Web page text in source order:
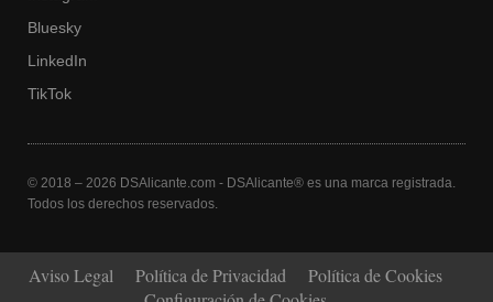
Bluesky
LinkedIn
TikTok
© 2018 – 2026 DSAlicante.com - DSAlicante® es una marca registrada.
Todos los derechos reservados.
Aviso Legal Política de Privacidad
Política de Cookies